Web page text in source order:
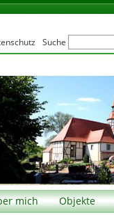
mich Objekte
Suche